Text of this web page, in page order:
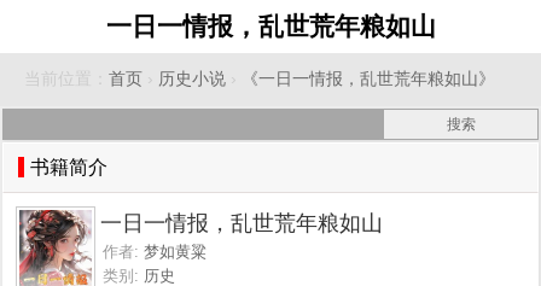
一日一情报，乱世荒年粮如山
当前位置： 首页 › 历史小说 › 《一日一情报，乱世荒年粮如山》
书籍简介
一日一情报，乱世荒年粮如山
作者: 梦如黄粱
类别: 历史